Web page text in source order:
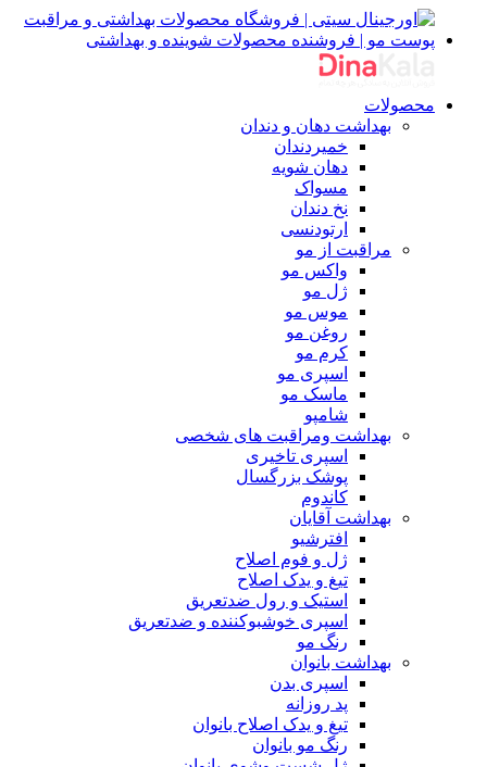
محصولات
بهداشت دهان و دندان
خمیردندان
دهان شویه
مسواک
نخ دندان
ارتودنسی
مراقبت از مو
واکس مو
ژل مو
موس مو
روغن مو
کرم مو
اسپری مو
ماسک مو
شامپو
بهداشت ومراقبت های شخصی
اسپری تاخیری
پوشک بزرگسال
کاندوم
بهداشت آقایان
افترشیو
ژل و فوم اصلاح
تیغ و یدک اصلاح
استیک و رول ضدتعریق
اسپری خوشبوکننده و ضدتعریق
رنگ مو
بهداشت بانوان
اسپری بدن
پد روزانه
تیغ و یدک اصلاح بانوان
رنگ مو بانوان